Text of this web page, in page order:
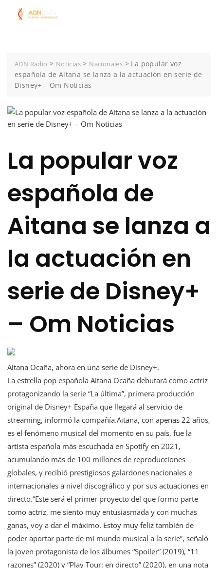
ADN Radio > Noticias > Nacionales > La popular voz
española de Aitana se lanza a la actuación en serie de
Disney+ – Om Noticias
La popular voz
española de
Aitana se lanza a
la actuación en
serie de Disney+
– Om Noticias
Aitana Ocaña, ahora en una serie de Disney+.
La estrella pop española Aitana Ocaña debutará como actriz
protagonizando la serie “La última”, primera producción
original de Disney+ España que llegará al servicio de
streaming, informó la compañía.Aitana, con apenas 22 años,
es el fenómeno musical del momento en su país, fue la
artista española más escuchada en Spotify en 2021,
acumulando más de 100 millones de reproducciones
globales, y recibió prestigiosos galardones nacionales e
internacionales a nivel discográfico y por sus actuaciones en
directo.“Este será el primer proyecto del que formo parte
como actriz, me siento muy entusiasmada y con muchas
ganas, voy a dar el máximo. Estoy muy feliz también de
poder aportar parte de mi mundo musical a la serie”, señaló
la joven protagonista de los álbumes “Spoiler” (2019), “11
razones” (2020) y “Play Tour: en directo” (2020), en una nota